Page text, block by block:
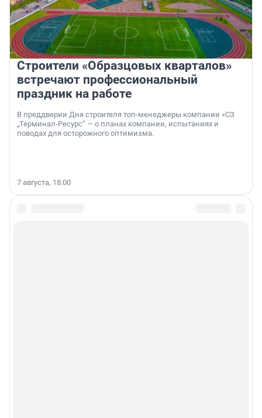
Строители «Образцовых кварталов»
встречают профессиональный
праздник на работе
В преддверии Дня строителя топ-менеджеры компании «СЗ
„Терминал-Ресурс“ — о планах компании, испытаниях и
поводах для осторожного оптимизма.
7 августа, 18:00